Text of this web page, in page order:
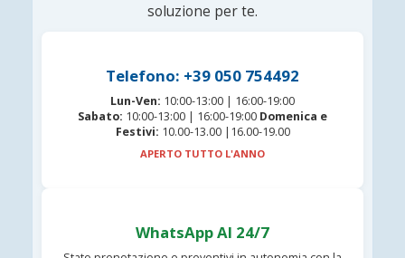
soluzione per te.
Telefono: +39 050 754492
Lun-Ven: 10:00-13:00 | 16:00-19:00
Sabato: 10:00-13:00 | 16:00-19:00 Domenica e
Festivi: 10.00-13.00 |16.00-19.00
APERTO TUTTO L'ANNO
WhatsApp AI 24/7